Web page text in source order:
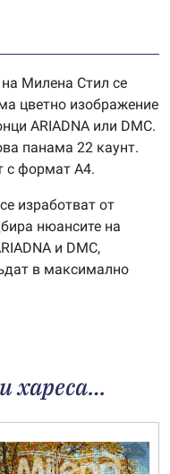
на Милена Стил се
цветно изображение
ARIADNA или DMC.
панама 22 каунт.
с формат А4.
изработват от
нюансите на
и DMC,
в максимално
хареса…